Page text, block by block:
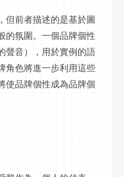
但前者描述的是基於圖
的氛圍。一個品牌個性
聲音），用於實例的語
角色將進一步利用這些
使品牌個性成為品牌個